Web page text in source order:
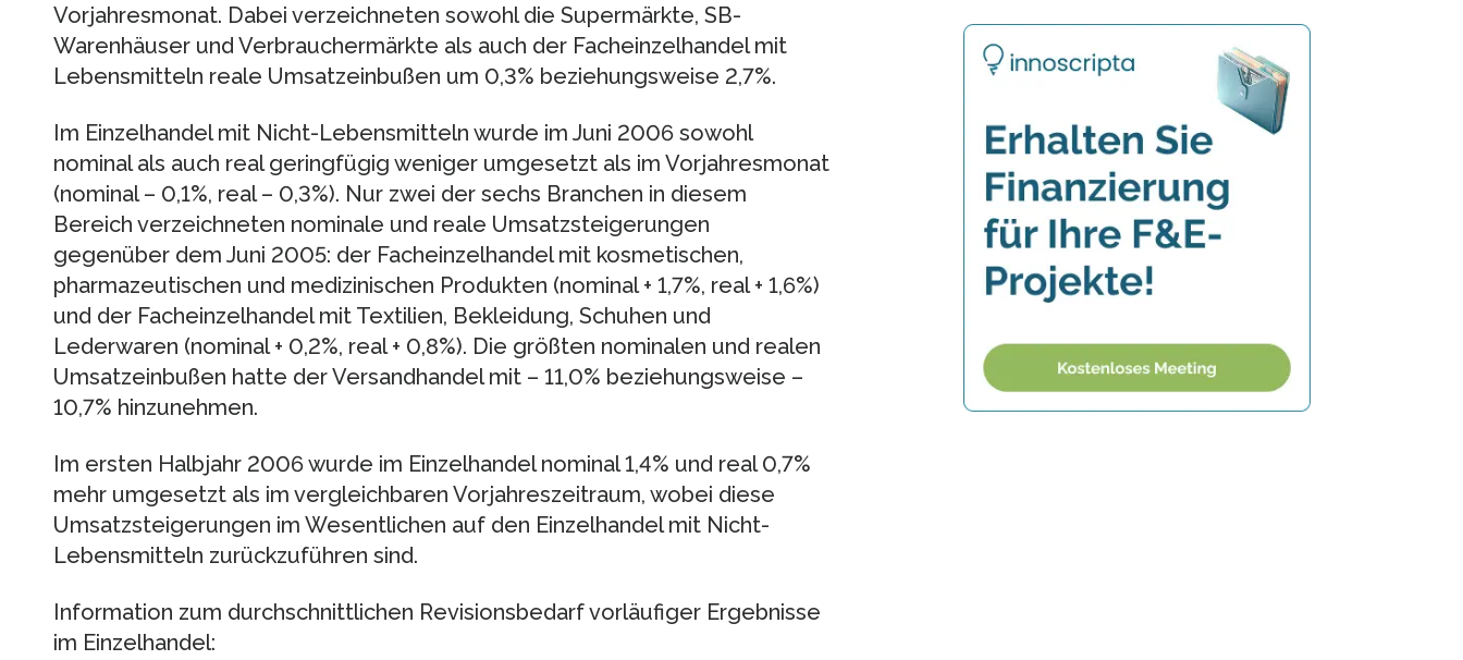
Vorjahresmonat. Dabei verzeichneten sowohl die Supermärkte, SB-
Warenhäuser und Verbrauchermärkte als auch der Facheinzelhandel mit
Lebensmitteln reale Umsatzeinbußen um 0,3% beziehungsweise 2,7%.
Im Einzelhandel mit Nicht-Lebensmitteln wurde im Juni 2006 sowohl
nominal als auch real geringfügig weniger umgesetzt als im Vorjahresmonat
(nominal – 0,1%, real – 0,3%). Nur zwei der sechs Branchen in diesem
Bereich verzeichneten nominale und reale Umsatzsteigerungen
gegenüber dem Juni 2005: der Facheinzelhandel mit kosmetischen,
pharmazeutischen und medizinischen Produkten (nominal + 1,7%, real + 1,6%)
und der Facheinzelhandel mit Textilien, Bekleidung, Schuhen und
Lederwaren (nominal + 0,2%, real + 0,8%). Die größten nominalen und realen
Umsatzeinbußen hatte der Versandhandel mit – 11,0% beziehungsweise –
10,7% hinzunehmen.
Im ersten Halbjahr 2006 wurde im Einzelhandel nominal 1,4% und real 0,7%
mehr umgesetzt als im vergleichbaren Vorjahreszeitraum, wobei diese
Umsatzsteigerungen im Wesentlichen auf den Einzelhandel mit Nicht-
Lebensmitteln zurückzuführen sind.
Information zum durchschnittlichen Revisionsbedarf vorläufiger Ergebnisse
im Einzelhandel: